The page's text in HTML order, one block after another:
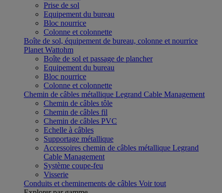
Prise de sol
Equipement du bureau
Bloc nourrice
Colonne et colonnette
Boîte de sol, équipement de bureau, colonne et nourrice
Planet Wattohm
Boîte de sol et passage de plancher
Equipement du bureau
Bloc nourrice
Colonne et colonnette
Chemin de câbles métallique Legrand Cable Management
Chemin de câbles tôle
Chemin de câbles fil
Chemin de câbles PVC
Echelle à câbles
Supportage métallique
Accessoires chemin de câbles métallique Legrand
Cable Management
Système coupe-feu
Visserie
Conduits et cheminements de câbles Voir tout